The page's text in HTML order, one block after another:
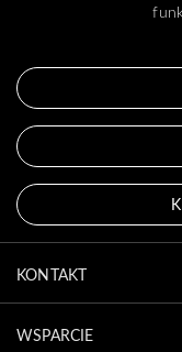
KONTAKT
WSPARCIE